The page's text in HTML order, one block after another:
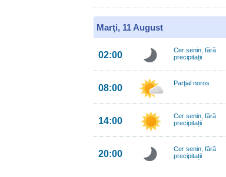
Marţi, 11 August
02:00
Cer senin, fără
precipitații
08:00 Parţial noros
14:00
Cer senin, fără
precipitații
20:00
Cer senin, fără
precipitații